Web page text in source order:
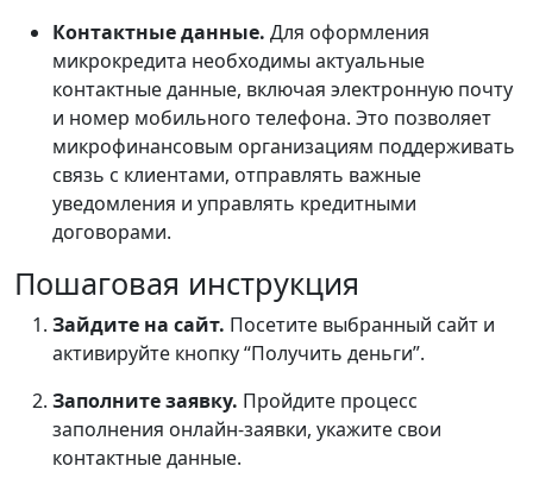
Контактные данные. Для оформления
микрокредита необходимы актуальные
контактные данные, включая электронную почту
и номер мобильного телефона. Это позволяет
микрофинансовым организациям поддерживать
связь с клиентами, отправлять важные
уведомления и управлять кредитными
договорами.
Пошаговая инструкция
Зайдите на сайт. Посетите выбранный сайт и
активируйте кнопку “Получить деньги”.
Заполните заявку. Пройдите процесс
заполнения онлайн-заявки, укажите свои
контактные данные.